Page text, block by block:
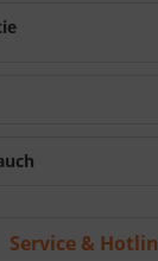
Service &